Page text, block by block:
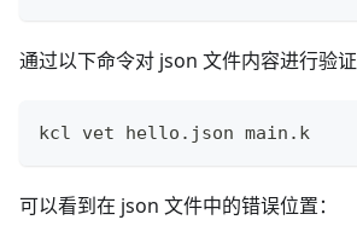
通过以下命令对 json 文件内容进行验证
kcl vet hello.json main.k
可以看到在 json 文件中的错误位置：